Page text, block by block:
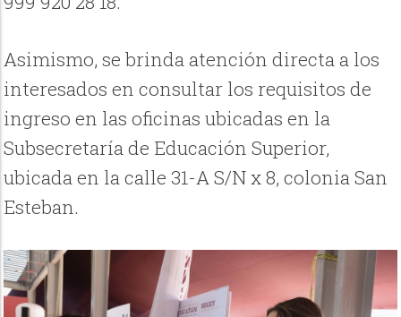
Asimismo, se brinda atención directa a los
interesados en consultar los requisitos de
ingreso en las oficinas ubicadas en la
Subsecretaría de Educación Superior,
ubicada en la calle 31-A S/N x 8, colonia San
Esteban.